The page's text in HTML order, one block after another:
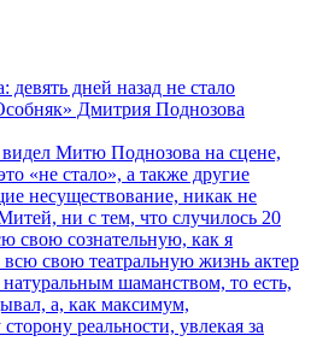
девять дней назад не стало
Дмитрия Поднозова
видел Митю Поднозова на сцене,
«не стало», а также другие
несуществование, никак не
ни с тем, что случилось 20
свою сознательную, как я
свою театральную жизнь актер
шаманством, то есть,
а, как максимум,
реальности, увлекая за